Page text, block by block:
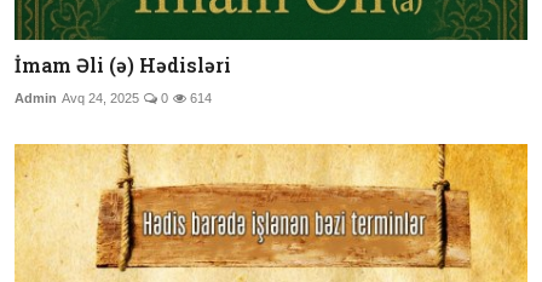
İmam Əli (ə) Hədisləri
Admin Avq 24, 2025 0 614